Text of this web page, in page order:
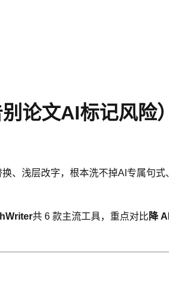
论文AI标记风险）
、浅层改字，根本洗不掉AI专属句
共 6 款主流工具，重点对比 降